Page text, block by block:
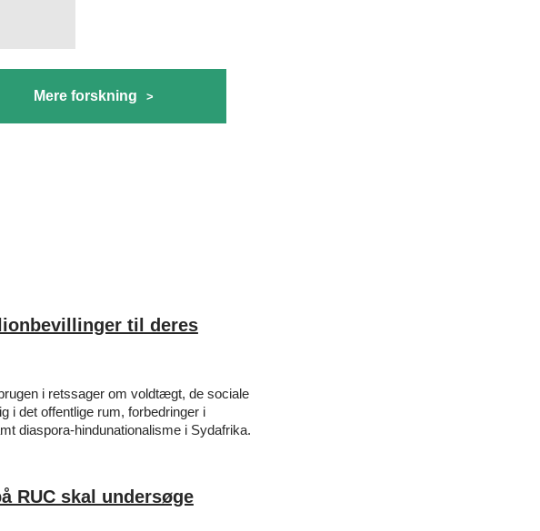
Mere forskning
til deres
i retssager om voldtægt, de sociale
i det offentlige rum, forbedringer i
diaspora-hindunationalisme i Sydafrika.
RUC skal undersøge